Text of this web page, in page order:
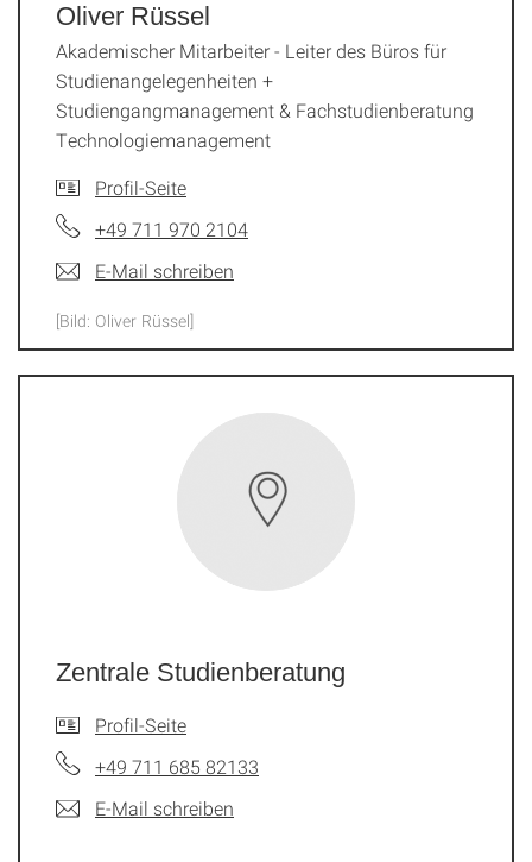
Oliver Rüssel
Akademischer Mitarbeiter - Leiter des Büros für
Studienangelegenheiten +
Studiengangmanagement & Fachstudienberatung
Technologiemanagement
Profil-Seite
+49 711 970 2104
E-Mail schreiben
[Bild: Oliver Rüssel]
Zentrale Studienberatung
Profil-Seite
+49 711 685 82133
E-Mail schreiben